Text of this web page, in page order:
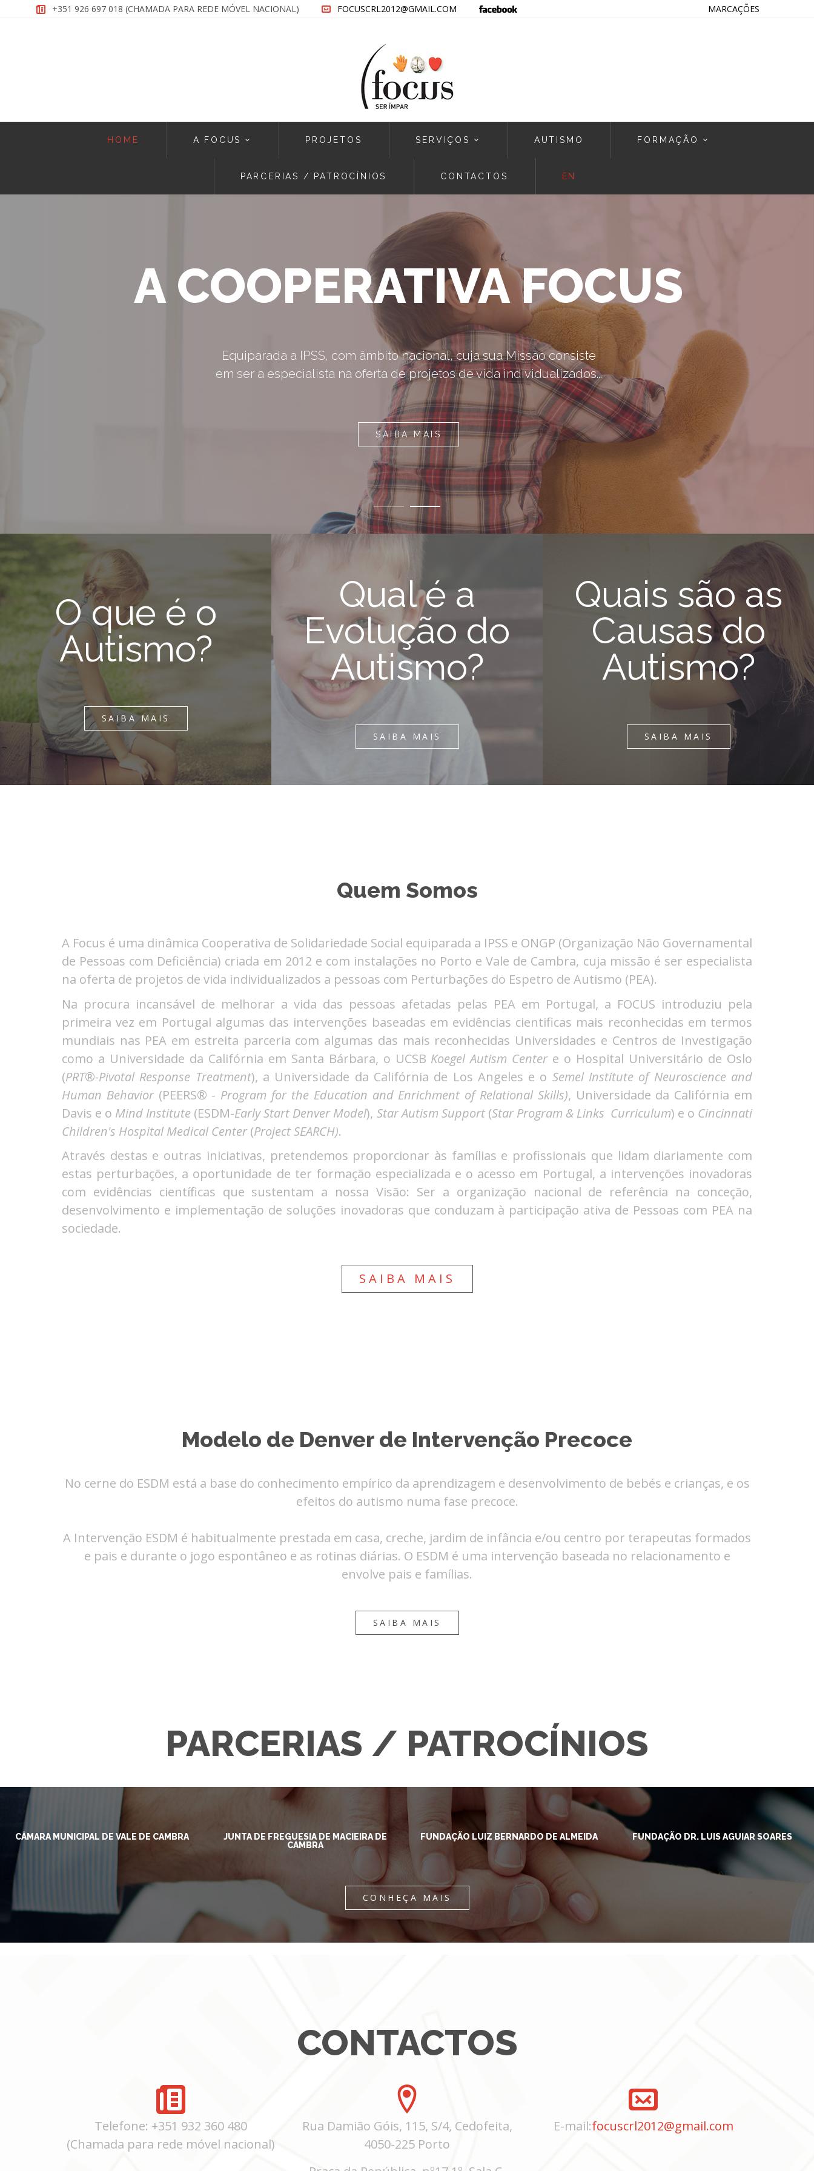
+351 926 697 018 (CHAMADA PARA REDE MÓVEL NACIONAL) FOCUSCRL2012@GMAIL.COM MARCAÇÕES
HOME A FOCUS PROJETOS SERVIÇOS AUTISMO FORMAÇÃO
PARCERIAS / PATROCÍNIOS CONTACTOS EN
A COOPERATIVA FOCUS
Equiparada a IPSS, com âmbito nacional, cuja sua Missão consiste
em ser a especialista na oferta de projetos de vida individualizados...
SAIBA MAIS
O que é o
Autismo?
SAIBA MAIS
Qual é a
Evolução do
Autismo?
SAIBA MAIS
Quais são as
Causas do
Autismo?
SAIBA MAIS
Quem Somos
A Focus é uma dinâmica Cooperativa de Solidariedade Social equiparada a IPSS e ONGP (Organização Não Governamental
de Pessoas com Deficiência) criada em 2012 e com instalações no Porto e Vale de Cambra, cuja missão é ser especialista
na oferta de projetos de vida individualizados a pessoas com Perturbações do Espetro de Autismo (PEA).
Na procura incansável de melhorar a vida das pessoas afetadas pelas PEA em Portugal, a FOCUS introduziu pela
primeira vez em Portugal algumas das intervenções baseadas em evidências cientificas mais reconhecidas em termos
mundiais nas PEA em estreita parceria com algumas das mais reconhecidas Universidades e Centros de Investigação
como a Universidade da Califórnia em Santa Bárbara, o UCSB Koegel Autism Centere o Hospital Universitário de Oslo
(PRT®-Pivotal Response Treatment), a Universidade da Califórnia de Los Angeles e o Semel Institute of Neuroscience and
Human Behavior(PEERS® - Program for the Education and Enrichment of Relational Skills), Universidade da Califórnia em
Davis e o Mind Institute (ESDM-Early Start Denver Model), Star Autism Support(Star Program & Links Curriculum) e o Cincinnati
Children's Hospital Medical Center(Project SEARCH).
Através destas e outras iniciativas, pretendemos proporcionar às famílias e profissionais que lidam diariamente com
estas perturbações, a oportunidade de ter formação especializada e o acesso em Portugal, a intervenções inovadoras
com evidências científicas que sustentam a nossa Visão: Ser a organização nacional de referência na conceção,
desenvolvimento e implementação de soluções inovadoras que conduzam à participação ativa de Pessoas com PEA na
sociedade.
SAIBA MAIS
Modelo de Denver de Intervenção Precoce
No cerne do ESDM está a base do conhecimento empírico da aprendizagem e desenvolvimento de bebés e crianças, e os
efeitos do autismo numa fase precoce.
A Intervenção ESDM é habitualmente prestada em casa, creche, jardim de infância e/ou centro por terapeutas formados
e pais e durante o jogo espontâneo e as rotinas diárias. O ESDM é uma intervenção baseada no relacionamento e
envolve pais e famílias.
SAIBA MAIS
PARCERIAS / PATROCÍNIOS
CÂMARA MUNICIPAL DE VALE DE CAMBRA
JUNTA DE FREGUESIA DE MACIEIRA DE
CAMBRA
FUNDAÇÃO LUIZ BERNARDO DE ALMEIDA FUNDAÇÃO DR. LUIS AGUIAR SOARES
CONHEÇA MAIS
CONTACTOS
Telefone: +351 932 360 480
(Chamada para rede móvel nacional)
Rua Damião Góis, 115, S/4, Cedofeita,
4050-225 Porto
E-mail:focuscrl2012@gmail.com